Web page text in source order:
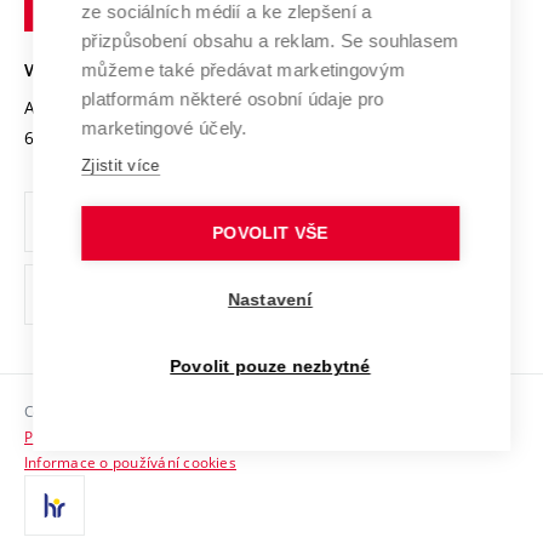
Open Science
Projekty
Projekty ze strukturálních fondů
Specifický výzkum
Mezinárodní dohody
Univerzitní sítě
Bezpečná univerzita
Vyznamenání
Organizační struktura
Ochrana osobních údajů
odkaz)
Sociální bezpečí
HR Award
Kontakty
VYSOKÉ UČENÍ TECHNICKÉ V BRNĚ
Antonínská 548/1
602 00 Brno
www.vut.cz
vut@vutbr.cz
Copyright © 2026 VUT
Prohlášení o přístupnosti
Informace o používání cookies
ze sociálních médií a ke zlepšení a
přizpůsobení obsahu a reklam. Se souhlasem
můžeme také předávat marketingovým
platformám některé osobní údaje pro
marketingové účely.
Zjistit více
POVOLIT VŠE
Nastavení
Povolit pouze nezbytné